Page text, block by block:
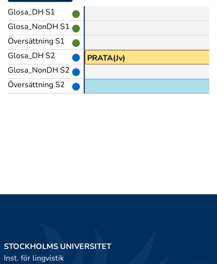
Glosa_DH S1
Glosa_NonDH S1
Översättning S1
Glosa_DH S2
Glosa_NonDH S2
Översättning S2
PRATA(Jv)
STOCKHOLMS UNIVERSITET
Inst. för lingvistik